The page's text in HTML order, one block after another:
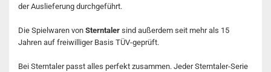
der Auslieferung durchgeführt.
Die Spielwaren von Sterntaler sind außerdem seit mehr als 15
Jahren auf freiwilliger Basis TÜV-geprüft.
Bei Sterntaler passt alles perfekt zusammen. Jeder Sterntaler-Serie